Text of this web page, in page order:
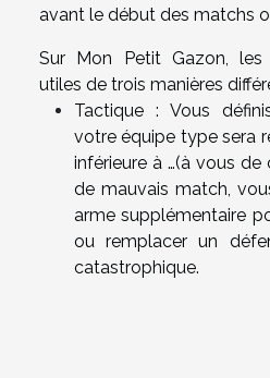
avant le début des matchs
Sur Mon Petit Gazon, les
utiles de trois manières
Tactique : Vous
votre équipe type sera
inférieure à …(à vous de
de mauvais match,
arme supplémentaire
ou remplacer un
catastrophique.